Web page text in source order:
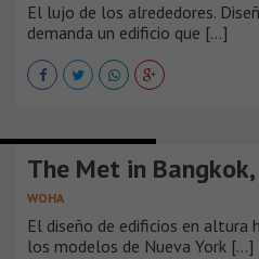
El lujo de los alrededores.
demanda un edificio que [...]
The Met in
WOHA
El diseño de edificios en altura
los modelos de Nueva York [...]